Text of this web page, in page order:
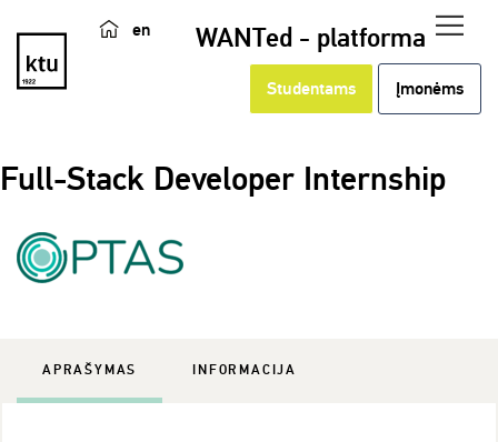
en WANTed - platforma
Studentams Įmonėms
Full-Stack Developer Internship
APRAŠYMAS INFORMACIJA